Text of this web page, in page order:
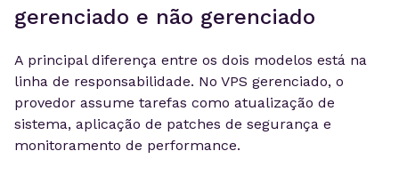
gerenciado e não gerenciado
A principal diferença entre os dois modelos está na
linha de responsabilidade. No VPS gerenciado, o
provedor assume tarefas como atualização de
sistema, aplicação de patches de segurança e
monitoramento de performance.